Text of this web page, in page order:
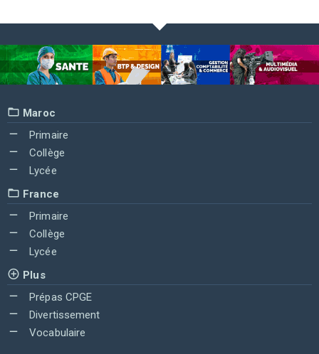
Maroc
Primaire
Collège
Lycée
France
Primaire
Collège
Lycée
Plus
Prépas CPGE
Divertissement
Vocabulaire